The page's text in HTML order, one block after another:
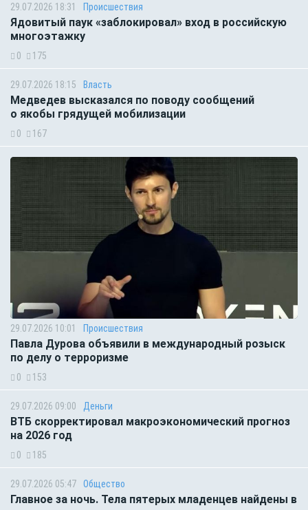
29.07.2026 18:31 Происшествия
Ядовитый паук «заблокировал» вход в российскую
многоэтажку
0 175
29.07.2026 18:15 Власть
Медведев высказался по поводу сообщений
о якобы грядущей мобилизации
0 167
29.07.2026 10:01 Происшествия
Павла Дурова объявили в международный розыск
по делу о терроризме
0 153
29.07.2026 09:00 Деньги
ВТБ скорректировал макроэкономический прогноз
на 2026 год
0 185
29.07.2026 05:47 Общество
Главное за ночь. Тела пятерых младенцев найдены в